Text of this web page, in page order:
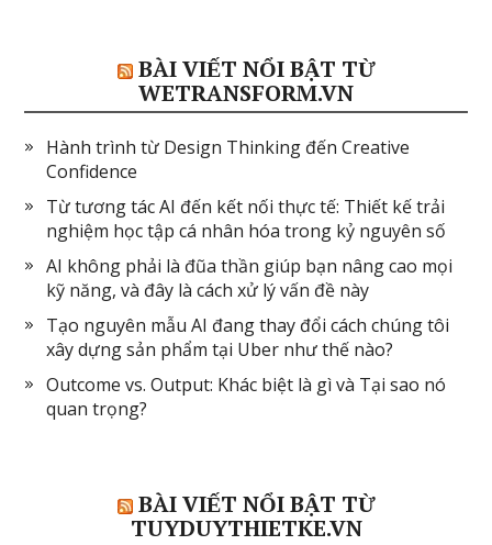
BÀI VIẾT NỔI BẬT TỪ
WETRANSFORM.VN
Hành trình từ Design Thinking đến Creative
Confidence
Từ tương tác AI đến kết nối thực tế: Thiết kế trải
nghiệm học tập cá nhân hóa trong kỷ nguyên số
AI không phải là đũa thần giúp bạn nâng cao mọi
kỹ năng, và đây là cách xử lý vấn đề này
Tạo nguyên mẫu AI đang thay đổi cách chúng tôi
xây dựng sản phẩm tại Uber như thế nào?
Outcome vs. Output: Khác biệt là gì và Tại sao nó
quan trọng?
BÀI VIẾT NỔI BẬT TỪ
TUYDUYTHIETKE.VN